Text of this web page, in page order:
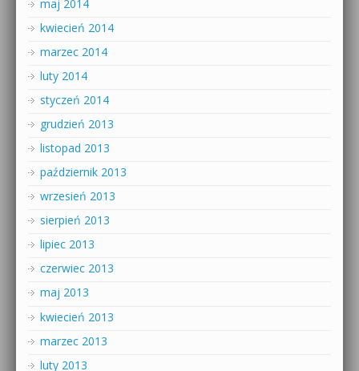
maj 2014
kwiecień 2014
marzec 2014
luty 2014
styczeń 2014
grudzień 2013
listopad 2013
październik 2013
wrzesień 2013
sierpień 2013
lipiec 2013
czerwiec 2013
maj 2013
kwiecień 2013
marzec 2013
luty 2013